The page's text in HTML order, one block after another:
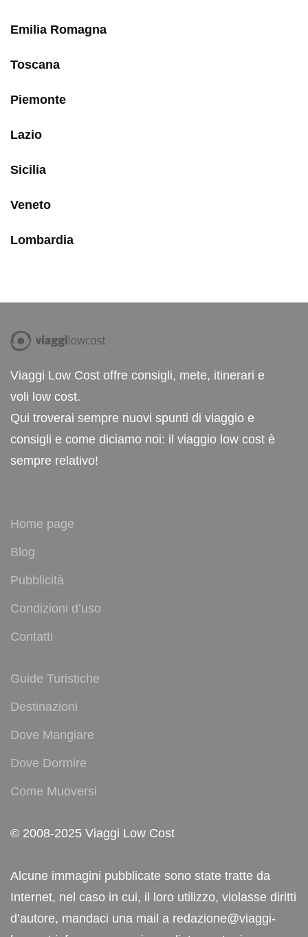
Emilia Romagna
Toscana
Piemonte
Lazio
Sicilia
Veneto
Lombardia
Viaggi Low Cost offre consigli, mete, itinerari e
voli low cost.
Qui troverai sempre nuovi spunti di viaggio e
consigli e come diciamo noi: il viaggio low cost è
sempre relativo!
Home page
Blog
Pubblicità
Condizioni d’uso
Contatti
Guide Turistiche
Destinazioni
Dove Mangiare
Dove Dormire
Come Muoversi
© 2008-2025 Viaggi Low Cost
Alcune immagini pubblicate sono state tratte da
Internet, nel caso in cui, il loro utilizzo, violasse diritti
d’autore, mandaci una mail a redazione@viaggi-